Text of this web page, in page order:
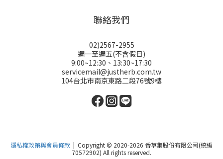
聯絡我們
02)2567-2955
週一至週五(不含假日)
9:00~12:30、13:30~17:30
servicemail@justherb.com.tw
104台北市南京東路二段76號9樓
隱私權政策與會員條款 | Copyright © 2020-2026 香草集股份有限公司(統編
70572902) All rights reserved.